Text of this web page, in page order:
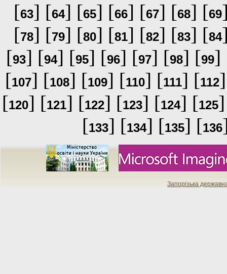
[63] [64] [65] [66] [67] [68] [69
[78] [79] [80] [81] [82] [83] [84
[93] [94] [95] [96] [97] [98] [99]
[107] [108] [109] [110] [111] [112
[120] [121] [122] [123] [124] [125
[133] [134] [135] [136
Запорізька